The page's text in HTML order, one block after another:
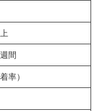
間
率）